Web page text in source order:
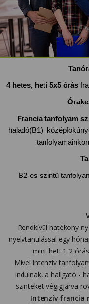
4 hetes, heti 5x5 órás
Francia tanfolyam
haladó(B1),
B2-es szintű
Rendkívül hatékony
nyelvtanulással egy
mint heti 1-2
Mivel intenzív
indulnak, a hallgató -
szinteket végigjárva
Intenzív francia